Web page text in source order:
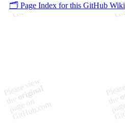
🗂️ Page Index for this GitHub Wiki